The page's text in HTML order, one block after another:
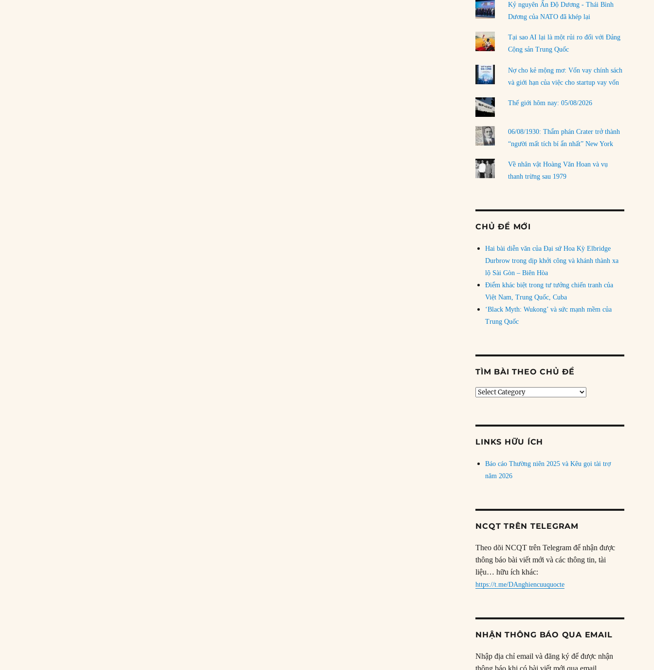
LOAD MORE
Kỷ nguyên Ấn Độ Dương - Thái Bình
Dương của NATO đã khép lại
Tại sao AI lại là một rủi ro đối với Đảng
Cộng sản Trung Quốc
Nợ cho kẻ mộng mơ: Vốn vay chính sách
và giới hạn của việc cho startup vay vốn
Thế giới hôm nay: 05/08/2026
06/08/1930: Thẩm phán Crater trở thành
“người mất tích bí ẩn nhất” New York
Về nhân vật Hoàng Văn Hoan và vụ
thanh trừng sau 1979
CHỦ ĐỀ MỚI
Hai bài diễn văn của Đại sứ Hoa Kỳ Elbridge
Durbrow trong dịp khởi công và khánh thành xa
lộ Sài Gòn – Biên Hòa
Điểm khác biệt trong tư tưởng chiến tranh của
Việt Nam, Trung Quốc, Cuba
‘Black Myth: Wukong’ và sức mạnh mềm của
Trung Quốc
TÌM BÀI THEO CHỦ ĐỀ
Tìm
LINKS HỮU ÍCH
Báo cáo Thường niên 2025 và Kêu gọi tài trợ
năm 2026
NCQT TRÊN TELEGRAM
Theo dõi NCQT trên Telegram để nhận được
thông báo bài viết mới và các thông tin, tài
liệu… hữu ích khác:
https://t.me/DAnghiencuuquocte
NHẬN THÔNG BÁO QUA EMAIL
Nhập địa chỉ email và đăng ký để được nhận